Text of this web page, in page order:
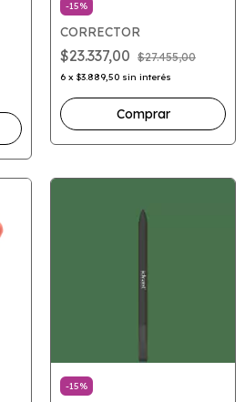
-15%
CORRECTOR
$23.337,00 $27.455,00
6 x $3.889,50 sin interés
Comprar
-15%